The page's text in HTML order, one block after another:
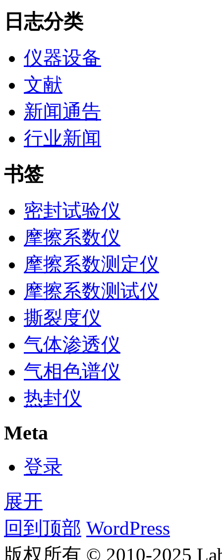
日志分类
仪器设备
文献
新闻通告
行业新闻
书签
密封试验仪
摩擦系数仪
摩擦系数测定仪
摩擦系数测试仪
撕裂度仪
气体渗透仪
气相色谱仪
热封仪
Meta
登录
展开
回到顶部 WordPress
版权所有 © 2010-2025